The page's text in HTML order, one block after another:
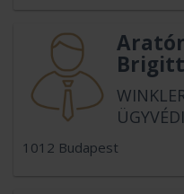
1012 Budapest